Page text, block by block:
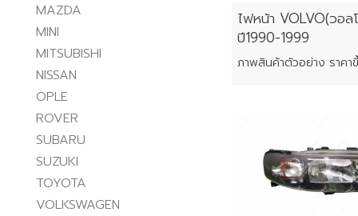
MAZDA
MINI
MITSUBISHI
NISSAN
OPLE
ROVER
SUBARU
SUZUKI
TOYOTA
VOLKSWAGEN
ไฟหน้า VOLVO(วอ
ปี1990-1999